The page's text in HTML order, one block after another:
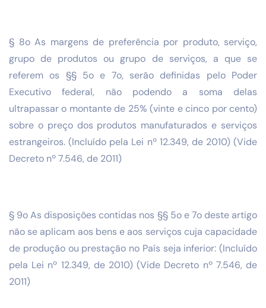
§ 8o As margens de preferência por produto, serviço,
grupo de produtos ou grupo de serviços, a que se
referem os §§ 5o e 7o, serão definidas pelo Poder
Executivo federal, não podendo a soma delas
ultrapassar o montante de 25% (vinte e cinco por cento)
sobre o preço dos produtos manufaturados e serviços
estrangeiros. (Incluído pela Lei nº 12.349, de 2010) (Vide
Decreto nº 7.546, de 2011)
§ 9o As disposições contidas nos §§ 5o e 7o deste artigo
não se aplicam aos bens e aos serviços cuja capacidade
de produção ou prestação no País seja inferior: (Incluído
pela Lei nº 12.349, de 2010) (Vide Decreto nº 7.546, de
2011)